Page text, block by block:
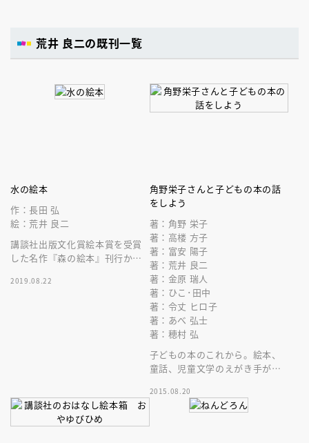
荒井 良二の既刊一覧
水の絵本
作：長田 弘
絵：荒井 良二
講談社出版文化賞絵本賞を受賞
した名作『森の絵本』刊行から
田弘と荒井良二の二人が紡ぎだ
2019.08.22
角野栄子さんと子どもの本の話
をしよう
著：角野 栄子
著：高楼 方子
著：富安 陽子
著：荒井 良二
著：金原 瑞人
著：ひこ･田中
著：令丈 ヒロ子
著：あべ 弘士
著：穂村 弘
子どもの本のこれから。絵本、
童話、児童文学のえがき手が本
語りつくしました！
2015.08.20